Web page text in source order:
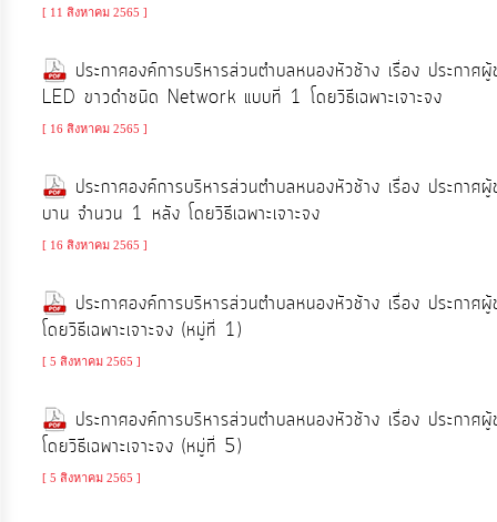
[ 11 สิงหาคม 2565 ]
ประกาศองค์การบริหารส่วนตำบลหนองหัวช้าง เรื่อง ประกา
LED ขาวดำชนิด Network แบบที่ 1 โดยวิธีเฉพาะเจาะจง
[ 16 สิงหาคม 2565 ]
ประกาศองค์การบริหารส่วนตำบลหนองหัวช้าง เรื่อง ประกา
บาน จำนวน 1 หลัง โดยวิธีเฉพาะเจาะจง
[ 16 สิงหาคม 2565 ]
ประกาศองค์การบริหารส่วนตำบลหนองหัวช้าง เรื่อง ประกาศ
โดยวิธีเฉพาะเจาะจง (หมู่ที่ 1)
[ 5 สิงหาคม 2565 ]
ประกาศองค์การบริหารส่วนตำบลหนองหัวช้าง เรื่อง ประกาศ
โดยวิธีเฉพาะเจาะจง (หมู่ที่ 5)
[ 5 สิงหาคม 2565 ]